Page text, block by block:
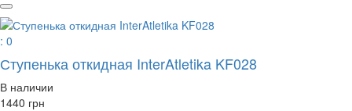
: 0
Ступенька откидная InterAtletika KF028
В наличии
1440 грн